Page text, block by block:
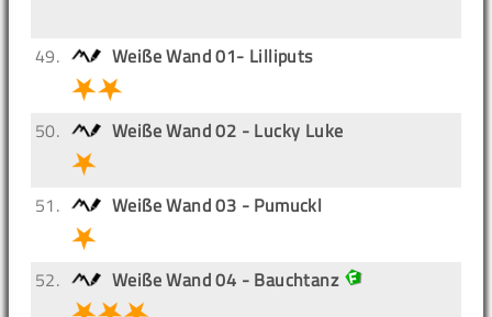
49. Weiße Wand 01- Lilliputs
50. Weiße Wand 02 - Lucky Luke
51. Weiße Wand 03 - Pumuckl
52. Weiße Wand 04 - Bauchtanz